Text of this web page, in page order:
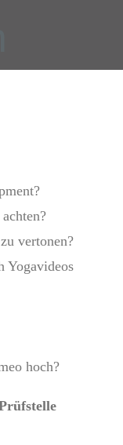
vertonen?
Yogavideos
hoch?